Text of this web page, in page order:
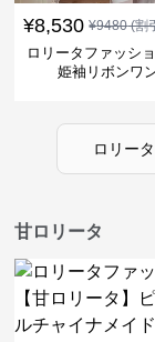
¥8,530 ¥9480(割
ロリータファッシ
姫袖リボンワ
ロリー
甘ロリータ